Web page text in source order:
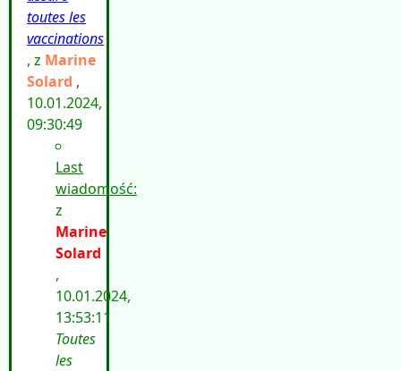
toutes les
vaccinations
, z Marine
Solard ,
10.01.2024,
09:30:49
Last
wiadomość:
z
Marine
Solard
,
10.01.2024,
13:53:11
Toutes
les